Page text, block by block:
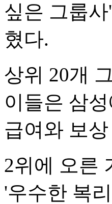
싶은 그룹
혔다.
상위 20개
이들은 삼
급여와 보
2위에 오른
'우수한 복